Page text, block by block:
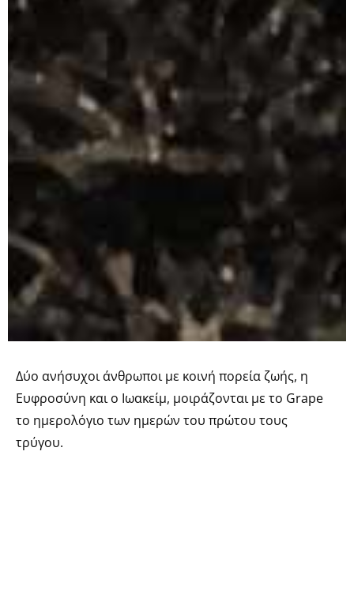
Δύο ανήσυχοι άνθρωποι με κοινή πορεία ζωής, η
Ευφροσύνη και ο Ιωακείμ, μοιράζονται με το Grape
το ημερολόγιο των ημερών του πρώτου τους
τρύγου.